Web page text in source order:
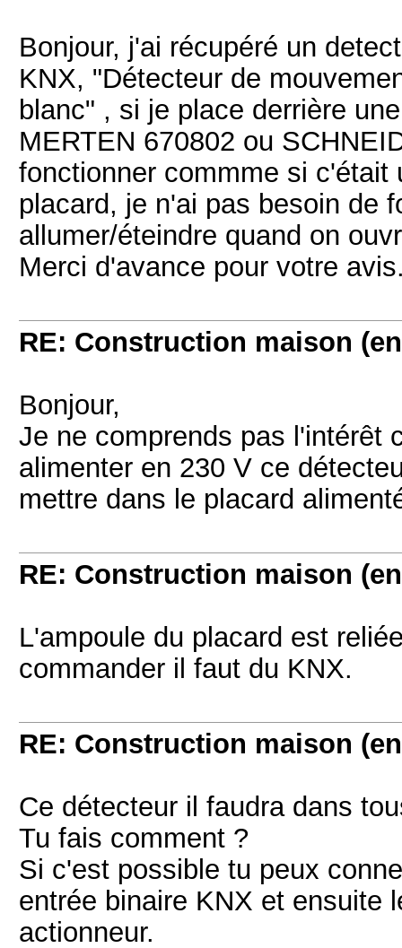
Bonjour, j'ai récupéré un
KNX, "Détecteur de
blanc" , si je place derrière
MERTEN 670802 ou
fonctionner commme si c'était
placard, je n'ai pas besoin de
allumer/éteindre quand on
Merci d'avance pour votre
RE: Construction maison
Bonjour,
Je ne comprends pas l'intérêt
alimenter en 230 V ce
mettre dans le placard
RE: Construction maison
L'ampoule du placard est
commander il faut du KNX.
RE: Construction maison
Ce détecteur il faudra dans
Tu fais comment ?
Si c'est possible tu peux
entrée binaire KNX et ensuite
actionneur.